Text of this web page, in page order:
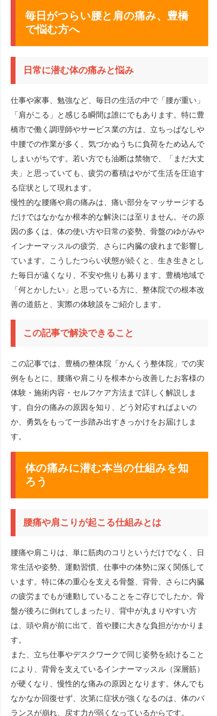
毎日がつらい腰と肩の痛み、豊橋
で悩む方へ
日常に潜む体の痛みと悩み
仕事や家事、勉強など、毎日の生活の中で「腰が重い」
「肩がこる」と感じる瞬間は誰にでもあります。特に豊
橋市で働く調理師やサービス業の方は、立ちっぱなしや
中腰での作業が多く、気づかぬうちに負荷をため込んで
しまいがちです。若い方でも油断は禁物で、「まだ大丈
夫」と思っていても、疲労の蓄積はやがて生活を圧迫す
る症状として現れます。
慢性的な腰痛や肩の痛みは、痛い部分をマッサージする
だけではなかなか根本的な解決には至りません。その原
因の多くは、体の使い方や日常の姿勢、骨盤のゆがみや
インナーマッスルの疲労、さらに内臓の疲れまで影響し
ています。こうしたつらい状態が続くと、生き生きとし
た毎日が遠くなり、不安や焦りも募ります。豊橋地域で
「何とかしたい」と思っている方に、整体院での根本改
善の道筋と、実際の体験談をご紹介します。
この記事で解決できること
この記事では、豊橋の整体院「かんくう整体院」での実
例をもとに、腰痛や肩こりを根本から改善したお客様の
体験・施術内容・セルフケア方法まで詳しく解説しま
す。自分の痛みの原因を知り、どう対応すればよいの
か、勇気をもって一歩踏み出すきっかけをお届けしま
す。
体の痛みに潜む本当の仕組みを知
ろう
腰痛や肩こりが起こる仕組みとは
腰痛や肩こりは、単に筋肉のコリというだけでなく、日
常生活や姿勢、運動習慣、仕事中の体勢に深く関係して
います。特に体の重心を支える骨盤、背骨、さらに内臓
の疲労までもが連動していることをご存じでしたか。骨
盤が後ろに倒れてしまったり、背中が丸まりやすい方
は、頭や肩が前に出て、首や腰に大きな負担がかかりま
す。
また、立ち仕事やデスクワークで同じ姿勢を続けること
により、背骨を支えているインナーマッスル（深層筋）
が硬くなり、慢性的な痛みの原因となります。休んでも
なかなか回復せず、次第に症状が強くなるのは、体のバ
ランスが崩れ、戻す力が弱くなっているからです。